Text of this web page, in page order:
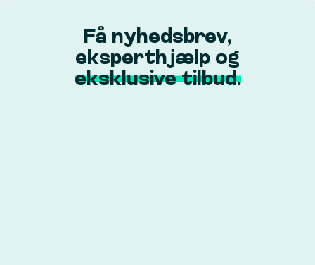
Få nyhedsbrev,
eksperthjælp og
eksklusive tilbud.